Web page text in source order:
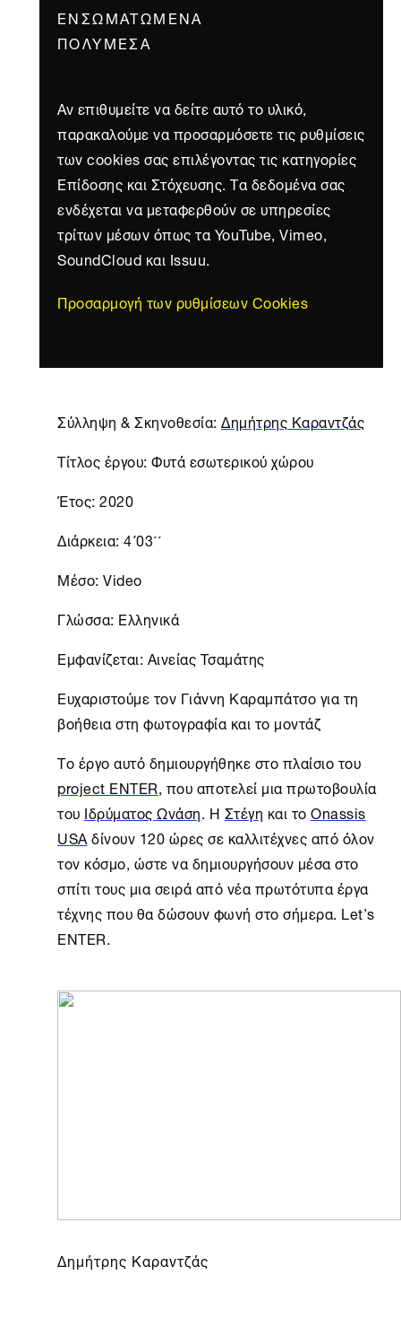
ΕΝΣΩΜΑΤΩΜΈΝΑ
ΠΟΛΥΜΈΣΑ
Αν επιθυμείτε να δείτε αυτό το υλικό,
παρακαλούμε να προσαρμόσετε τις ρυθμίσεις
των cookies σας επιλέγοντας τις κατηγορίες
Επίδοσης και Στόχευσης. Τα δεδομένα σας
ενδέχεται να μεταφερθούν σε υπηρεσίες
τρίτων μέσων όπως τα YouTube, Vimeo,
SoundCloud και Issuu.
Προσαρμογή των ρυθμίσεων Cookies
Σύλληψη & Σκηνοθεσία:Δημήτρης Καραντζάς
Τίτλος έργου: Φυτά εσωτερικού χώρου
Έτος: 2020
Διάρκεια: 4΄03´´
Μέσο: Video
Γλώσσα: Ελληνικά
Εμφανίζεται: Αινείας Τσαμάτης
Ευχαριστoύμε τον Γιάννη Καραμπάτσο για τη
βοήθεια στη φωτογραφία και το μοντάζ
Το έργο αυτό δημιουργήθηκε στο πλαίσιο του
project ENTER, που αποτελεί μια πρωτοβουλία
του Ιδρύματος Ωνάση. H Στέγη και τοOnassis
USAδίνουν 120 ώρες σε καλλιτέχνες από όλον
τον κόσμο, ώστε να δημιουργήσουν μέσα στο
σπίτι τους μια σειρά από νέα πρωτότυπα έργα
τέχνης που θα δώσουν φωνή στο σήμερα. Let’s
ENTER.
Δημήτρης Καραντζάς